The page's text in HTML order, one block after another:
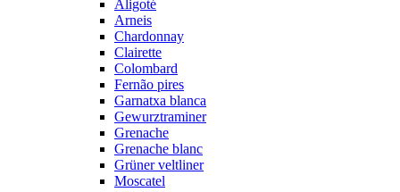
Aligoté
Arneis
Chardonnay
Clairette
Colombard
Fernão pires
Garnatxa blanca
Gewurztraminer
Grenache
Grenache blanc
Grüner veltliner
Moscatel